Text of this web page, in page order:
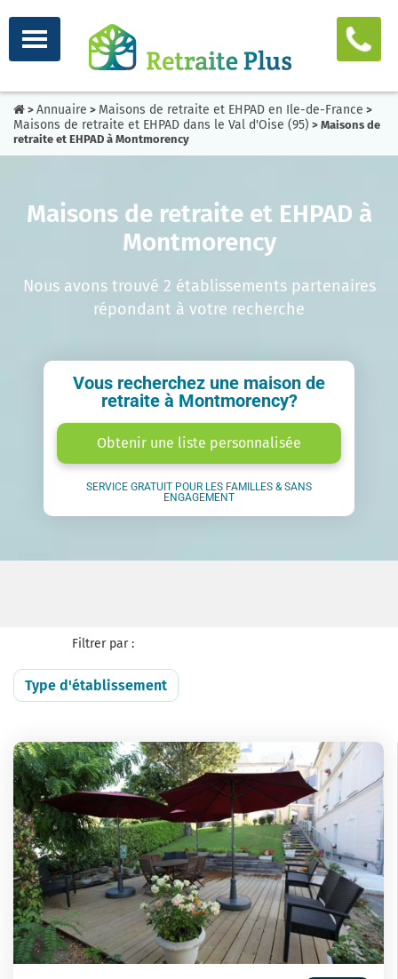
> Annuaire > Maisons de retraite et EHPAD en Ile-de-France >
Maisons de retraite et EHPAD dans le Val d'Oise (95) > Maisons de
retraite et EHPAD à Montmorency
Maisons de retraite et EHPAD à
Montmorency
Nous avons trouvé 2 établissements partenaires
répondant à votre recherche
Vous recherchez une maison de
retraite à Montmorency?
Obtenir une liste personnalisée
SERVICE GRATUIT POUR LES FAMILLES & SANS
ENGAGEMENT
Filtrer par :
Type d'établissement